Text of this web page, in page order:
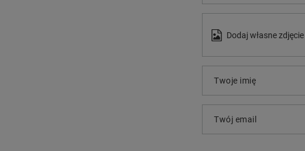
Dodaj własne
Twoje imię
Twój email